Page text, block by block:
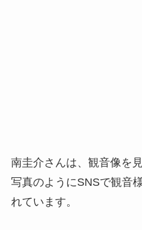
南圭介さんは、観音像を
写真のようにSNSで観音
れています。